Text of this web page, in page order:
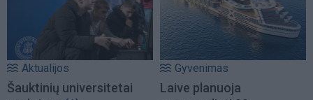
Aktualijos
Šauktinių universitetai
Gyvenimas
Laive planuoja